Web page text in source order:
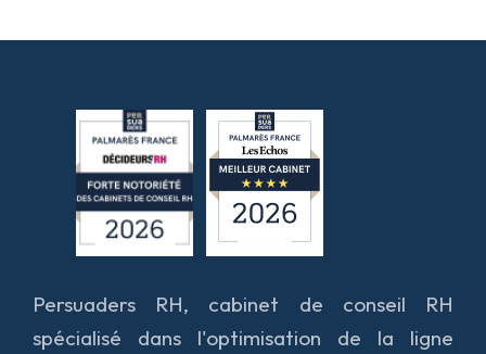
Persuaders RH, cabinet de conseil RH
spécialisé dans l'optimisation de la ligne